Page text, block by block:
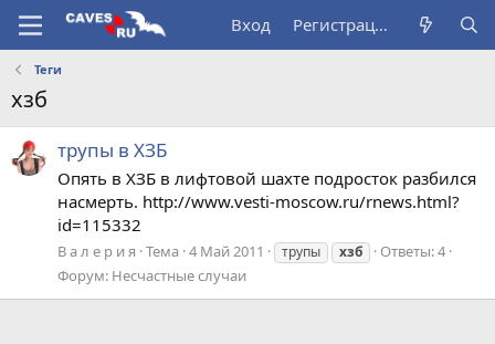
Вход Регистрация
Теги
хзб
трупы в ХЗБ
Опять в ХЗБ в лифтовой шахте подросток разбился
насмерть. http://www.vesti-moscow.ru/rnews.html?
id=115332
В а л е р и я Тема 4 Май 2011 трупы хзб
Ответы: 4
Форум: Несчастные случаи